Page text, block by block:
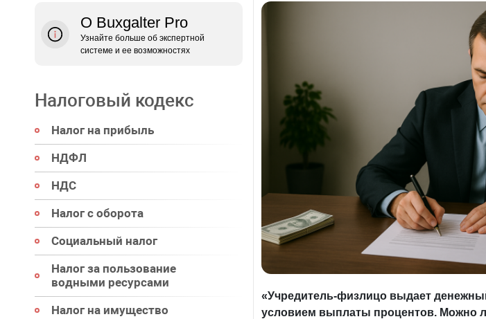
О Buxgalter Pro
Узнайте больше об экспертной
системе и ее возможностях
Налоговый кодекс
Налог на прибыль
НДФЛ
НДС
Налог с оборота
Социальный налог
Налог за пользование
водными ресурсами
Налог на имущество
«Учредитель-физлицо выдает
условием выплаты процентов. Можно